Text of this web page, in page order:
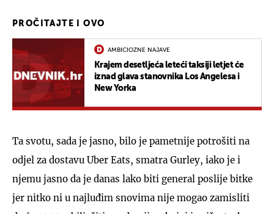
PROČITAJTE I OVO
AMBICIOZNE NAJAVE
Krajem desetljeća leteći taksiji letjet će
iznad glava stanovnika Los Angelesa i
New Yorka
Ta svotu, sada je jasno, bilo je pametnije potrošiti na
odjel za dostavu Uber Eats, smatra Gurley, iako je i
njemu jasno da je danas lako biti general poslije bitke
jer nitko ni u najluđim snovima nije mogao zamisliti